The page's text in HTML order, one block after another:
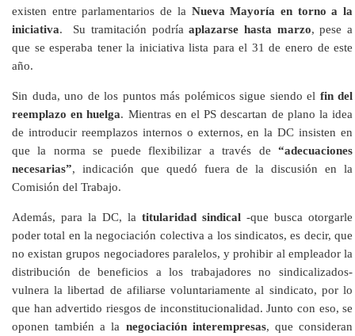
existen entre parlamentarios de la Nueva Mayoría en torno a la
iniciativa. Su tramitación podríaaplazarse hasta marzo, pese a
que se esperaba tener la iniciativa lista para el 31 de enero de este
año.
Sin duda, uno de los puntos más polémicos sigue siendo el fin del
reemplazo en huelga. Mientras en el PS descartan de plano la idea
de introducir reemplazos internos o externos, en la DC insisten en
que la norma se puede flexibilizar a través de “adecuaciones
necesarias”, indicación que quedó fuera de la discusión en la
Comisión del Trabajo.
Además, para la DC, latitularidad sindical -que busca otorgarle
poder total en la negociación colectiva a los sindicatos, es decir, que
no existan grupos negociadores paralelos, y prohibir al empleador la
distribución de beneficios a los trabajadores no sindicalizados-
vulnera la libertad de afiliarse voluntariamente al sindicato, por lo
que han advertido riesgos de inconstitucionalidad. Junto con eso, se
oponen también a la negociación interempresas, que consideran